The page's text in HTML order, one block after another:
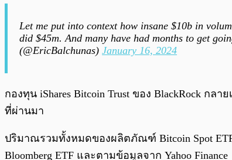
Let me put into context how insane $10b in
did $45m. And many have had months to get
(@EricBalchunas) January 16, 2024
กองทุน iShares Bitcoin Trust ของ BlackRock ก
ที่ผ่านมา
ปริมาณรวมทั้งหมดของผลิตภัณฑ์ Bitcoin Spot
Bloomberg ETF และตามข้อมูลจาก Yahoo Finance